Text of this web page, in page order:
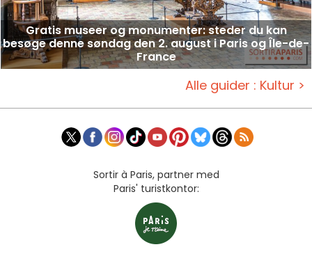
Gratis museer og monumenter: steder du kan
besøge denne søndag den 2. august i Paris og Île-de-
France
Alle guider : Kultur >
Sortir à Paris, partner med
Paris' turistkontor: